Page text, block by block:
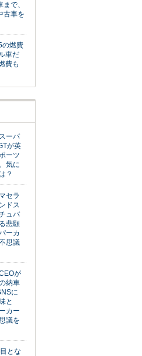
で、
古車を
の燃費
車だ
費も
ーパ
が英
ーツ
気に
？
セラ
ドス
ュバ
悲願
ーカ
思議
が
納車
に
と
カー
議を
とな